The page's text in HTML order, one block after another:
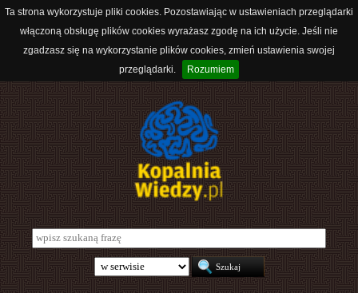
Ta strona wykorzystuje pliki cookies. Pozostawiając w ustawieniach przeglądarki
włączoną obsługę plików cookies wyrażasz zgodę na ich użycie. Jeśli nie
zgadzasz się na wykorzystanie plików cookies, zmień ustawienia swojej
przeglądarki.
Rozumiem